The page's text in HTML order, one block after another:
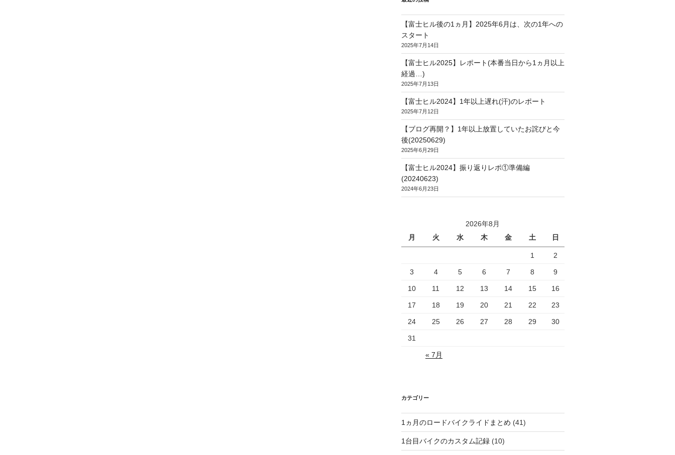
【富士ヒル後の1ヵ月】2025年6月は、次の1年への
スタート
2025年7月14日
【富士ヒル2025】レポート(本番当日から1ヵ月以上
経過…)
2025年7月13日
【富士ヒル2024】1年以上遅れ(汗)のレポート
2025年7月12日
【ブログ再開？】1年以上放置していたお詫びと今
後(20250629)
2025年6月29日
【富士ヒル2024】振り返りレポ①準備編
(20240623)
2024年6月23日
2026年8月
月
火 水 木 金 土 日
1 2
3 4 5 6 7 8 9
10 11 12 13 14 15 16
17 18 19 20 21 22 23
24 25 26 27 28 29 30
31
« 7月
カテゴリー
1ヵ月のロードバイクライドまとめ (41)
1台目バイクのカスタム記録(10)